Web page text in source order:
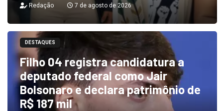
Redação 7 de agosto de 2026
DESTAQUES
Filho 04 registra candidatura a
deputado federal como Jair
Bolsonaro e declara patrimônio de
R$ 187 mil